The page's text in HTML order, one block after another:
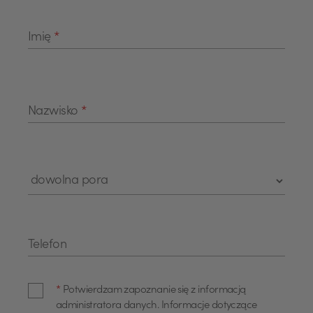
Imię *
Nazwisko *
Telefon
* Potwierdzam zapoznanie się z informacją
administratora danych. Informacje dotyczące